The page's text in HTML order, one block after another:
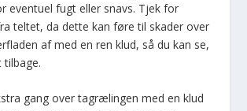
eventuel fugt eller snavs. Tjek for
teltet, da dette kan føre til skader over
af med en ren klud, så du kan se,
gang over tagrælingen med en klud